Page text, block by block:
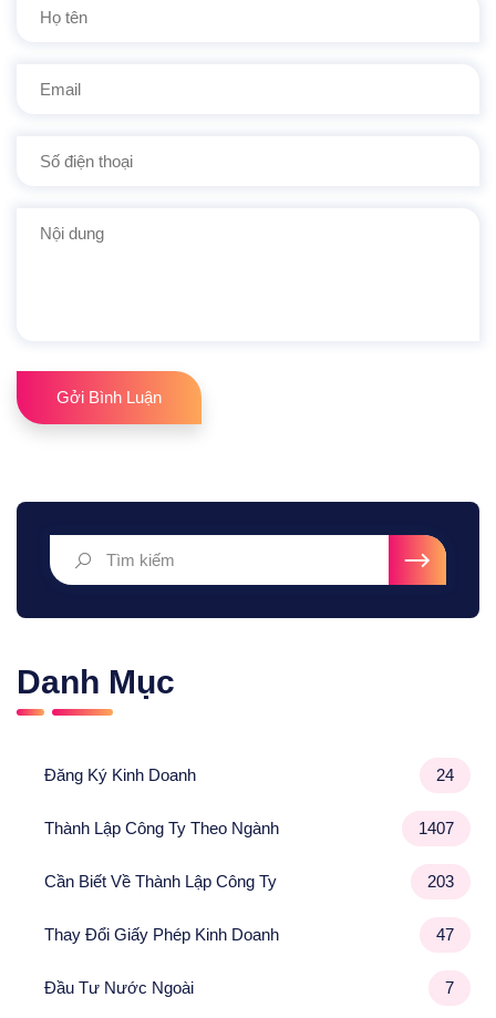
Danh Mục
Đăng Ký Kinh Doanh 24
Thành Lập Công Ty Theo Ngành 1407
Cần Biết Về Thành Lập Công Ty 203
Thay Đổi Giấy Phép Kinh Doanh 47
Đầu Tư Nước Ngoài 7
Gởi Bình Luận